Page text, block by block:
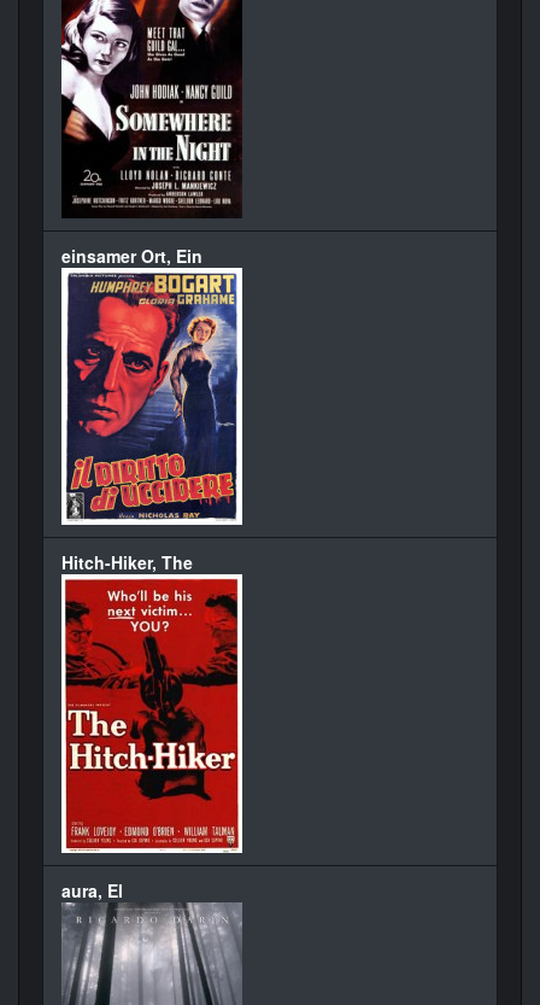
einsamer Ort, Ein
Hitch-Hiker, The
aura, El